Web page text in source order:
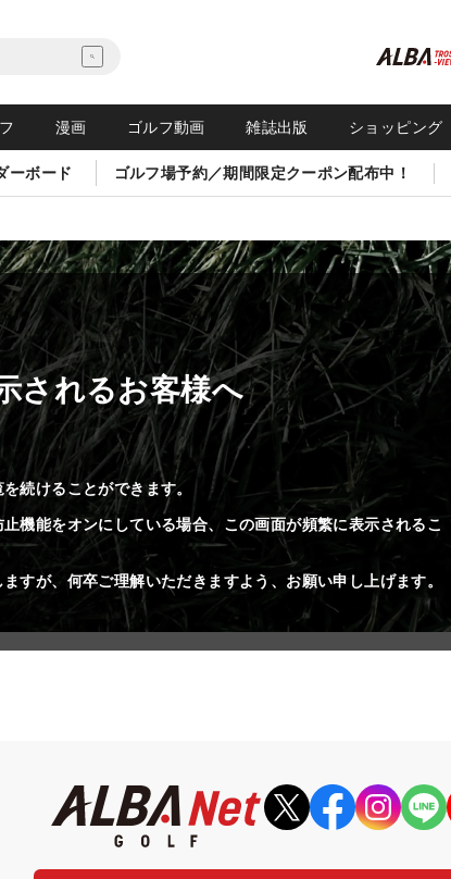
漫画 ゴルフ動画 雑誌出版 ショッピング
ーボード ゴルフ場予約／期間限定クーポン配布中！
されるお客様へ
続けることができます。
機能をオンにしている場合、この画面が頻繁に表示されるこ
すが、何卒ご理解いただきますよう、お願い申し上げます。